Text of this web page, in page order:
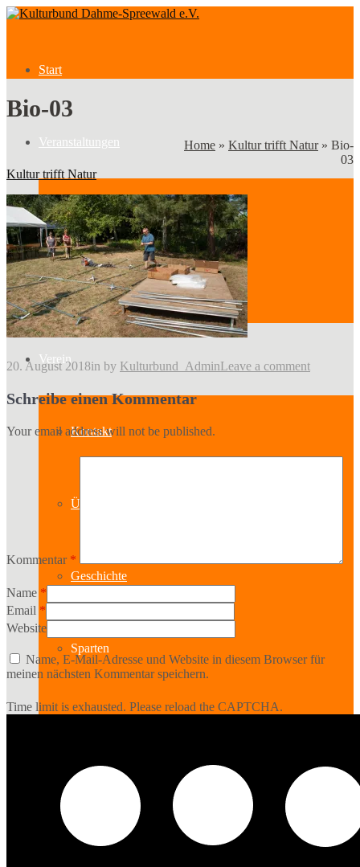
Start
Veranstaltungen
Veranstaltungen
Kategorien
Verein
Kontakt
Über uns
Geschichte
Sparten
Ausstellungen
Bio-03
Home » Kultur trifft Natur » Bio-
03
Kultur trifft Natur
20. August 2018in by Kulturbund_AdminLeave a comment
Schreibe einen Kommentar
Your email address will not be published.
Kommentar *
Name *
Email *
Website
Name, E-Mail-Adresse und Website in diesem Browser für
meinen nächsten Kommentar speichern.
Time limit is exhausted. Please reload the CAPTCHA.